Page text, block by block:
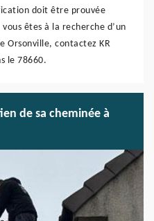
doit être prouvée
êtes à la recherche d’un
Orsonville, contactez KR
le 78660.
de sa cheminée à